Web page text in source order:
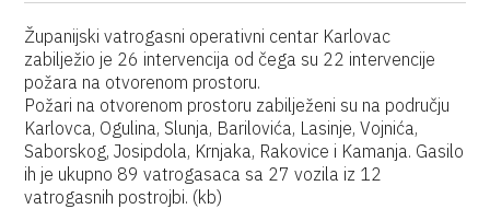
Županijski vatrogasni operativni centar Karlovac
zabilježio je 26 intervencija od čega su 22 intervencije
požara na otvorenom prostoru.
Požari na otvorenom prostoru zabilježeni su na području
Karlovca, Ogulina, Slunja, Barilovića, Lasinje, Vojnića,
Saborskog, Josipdola, Krnjaka, Rakovice i Kamanja. Gasilo
ih je ukupno 89 vatrogasaca sa 27 vozila iz 12
vatrogasnih postrojbi. (kb)